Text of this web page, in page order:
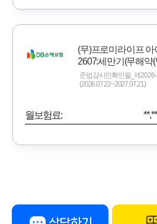
(무)프로미라이프
2607:세만기(무해약
준법감시인확인필_제
(2026.07.22~2027.07.21)
월보험료: